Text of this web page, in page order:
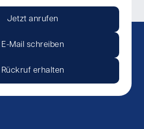
Jetzt anrufen
E-Mail schreiben
Rückruf erhalten